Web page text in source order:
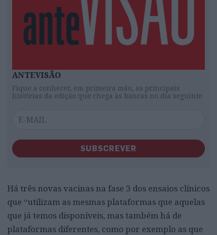
ANTEVISÃO
Fique a conhecer, em primeira mão, as principais
histórias da edição que chega às bancas no dia seguinte
SUBSCREVER
Há três novas vacinas na fase 3 dos ensaios clínicos
que “utilizam as mesmas plataformas que aquelas
que já temos disponíveis, mas também há de
plataformas diferentes, como por exemplo as que